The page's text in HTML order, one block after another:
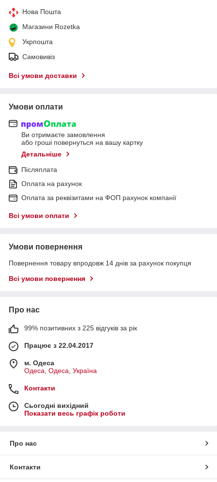
Нова Пошта
Магазини Rozetka
Укрпошта
Самовивіз
Всі умови доставки
Умови оплати
Ви отримаєте замовлення
або гроші повернуться на вашу картку
Детальніше
Післяплата
Оплата на рахунок
Оплата за реквізитами на ФОП рахунок компанії
Всі умови оплати
Умови повернення
Повернення товару впродовж 14 днів за рахунок покупця
Всі умови повернення
Про нас
99% позитивних з 225 відгуків за рік
Працює з 22.04.2017
м. Одеса
Одеса, Одеса, Україна
Контакти
Сьогодні вихідний
Показати весь графік роботи
Про нас
Контакти